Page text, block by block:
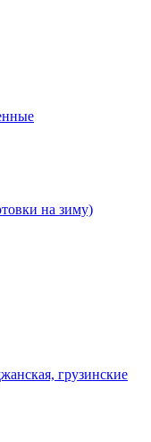
на зиму)
грузинские